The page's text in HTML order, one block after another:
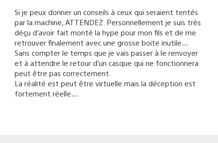
Si je peux donner un conseils à ceux qui seraient tentés
par la machine, ATTENDEZ. Personnellement je suis très
déçu d’avoir fait monté la hype pour mon fils et de me
retrouver finalement avec une grosse boite inutile…
Sans compter le temps que je vais passer à le renvoyer
et à attendre le retour d’un casque qui ne fonctionnera
peut être pas correctement.
La réalité est peut être virtuelle mais la déception est
fortement réelle…